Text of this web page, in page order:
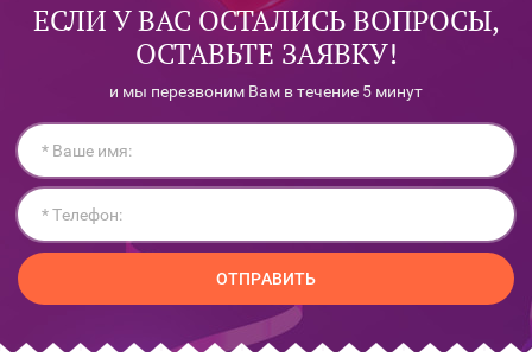
ЕСЛИ У ВАС ОСТАЛИСЬ ВОПРОСЫ,
ОСТАВЬТЕ ЗАЯВКУ!
и мы перезвоним Вам в течение 5 минут
ОТПРАВИТЬ